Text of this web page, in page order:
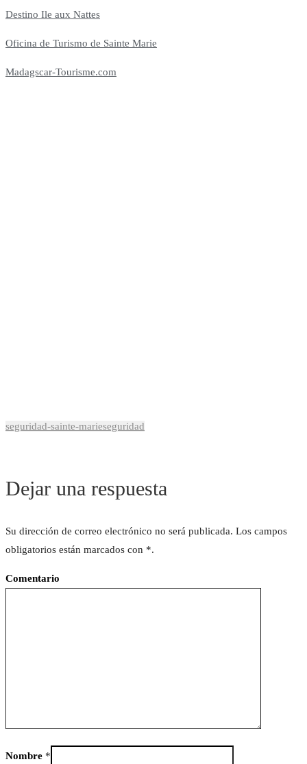
Destino Ile aux Nattes
Oficina de Turismo de Sainte Marie
Madagscar-Tourisme.com
seguridad-sainte-marieseguridad
Dejar una respuesta
Su dirección de correo electrónico no será publicada. Los campos
obligatorios están marcados con *.
Comentario
Nombre *